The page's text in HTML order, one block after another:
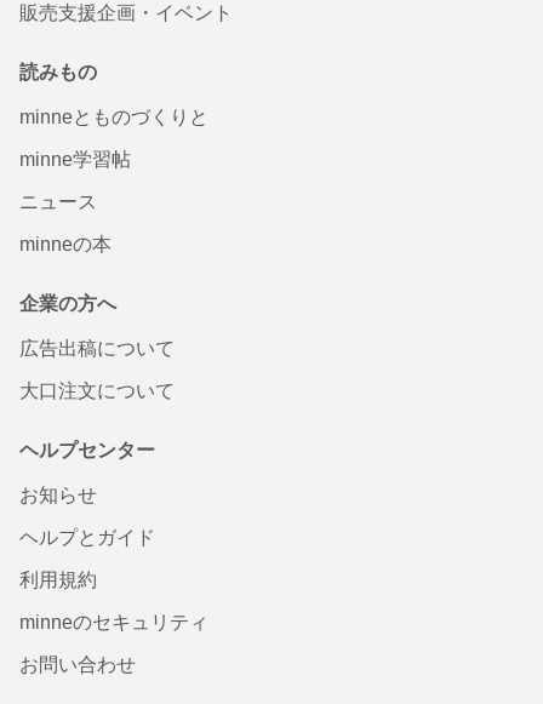
販売支援企画・イベント
読みもの
minneとものづくりと
minne学習帖
ニュース
minneの本
企業の方へ
広告出稿について
大口注文について
ヘルプセンター
お知らせ
ヘルプとガイド
利用規約
minneのセキュリティ
お問い合わせ